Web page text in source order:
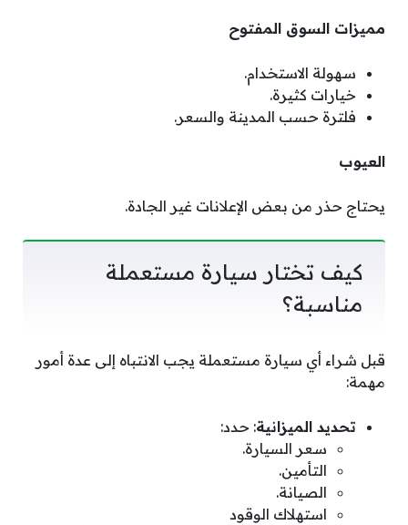
مميزات السوق المفتوح
سهولة الاستخدام.
خيارات كثيرة.
فلترة حسب المدينة والسعر.
العيوب
يحتاج حذر من بعض الإعلانات غير الجادة.
كيف تختار سيارة مستعملة
مناسبة؟
قبل شراء أي سيارة مستعملة يجب الانتباه إلى عدة أمور
مهمة:
تحديد الميزانية: حدد:
سعر السيارة.
التأمين.
الصيانة.
استهلاك الوقود